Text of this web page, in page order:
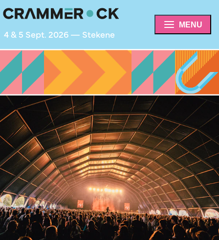
4 & 5 Sept. 2026 — Stekene
MENU